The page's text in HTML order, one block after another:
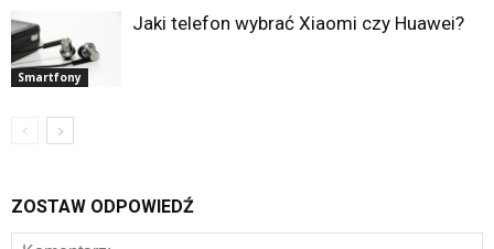
Smartfony
Jaki telefon wybrać Xiaomi czy Huawei?
ZOSTAW ODPOWIEDŹ